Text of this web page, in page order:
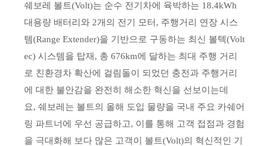
쉐보레 볼트(Volt)는 순수 전기차에 육박하는 18.4kWh
대용량 배터리와 2개의 전기 모터, 주행거리 연장 시스
템(Range Extender)을 기반으로 구동하는 최신 볼텍(Volt
ec) 시스템을 탑재, 총 676km에 달하는 최대 주행 거리
로 친환경차 확산에 걸림돌이 되었던 충전과 주행거리
에 대한 불안감을 완전히 해소한 혁신을 선보이는데
요, 쉐보레는 볼트의 올해 도입 물량을 국내 주요 카쉐어
링 파트너에 우선 공급하고, 이를 통해 고객 접점과 경험
을 극대화해 보다 많은 고객이 볼트(Volt)의 혁신적인 기